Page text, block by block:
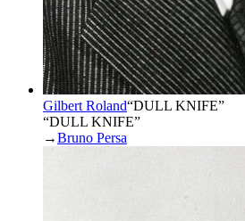
Gilbert Roland“DULL KNIFE”
“DULL KNIFE”
→Bruno Persa